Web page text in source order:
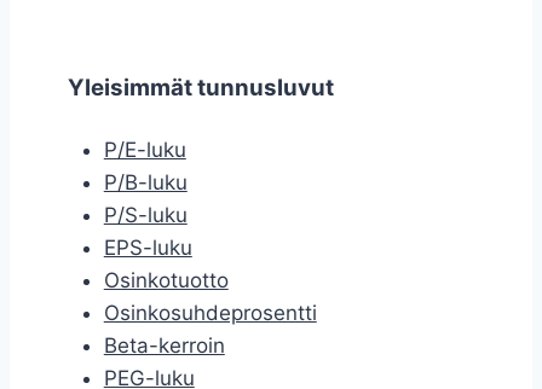
Yleisimmät tunnusluvut
P/E-luku
P/B-luku
P/S-luku
EPS-luku
Osinkotuotto
Osinkosuhdeprosentti
Beta-kerroin
PEG-luku